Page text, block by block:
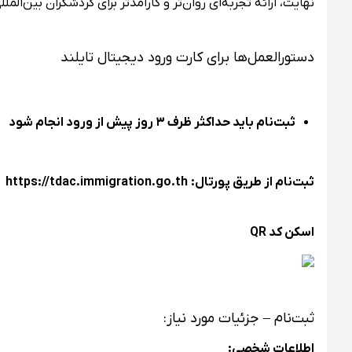
نهایت، ارائه تجربه‌ای روان‌تر و کارآمدتر برای گردشگران
دستورالعمل‌ها برای کارت ورود دیجیتال تایلند
ثبت‌نام باید حداکثر ظرف ۳ روز پیش از ورود انجام شود
ثبت‌نام از طریق پورتال: https://tdac.immigration.go.th
اسکن کد QR
ثبت‌نام – جزئیات مورد نیاز:
اطلاعات شخصی: